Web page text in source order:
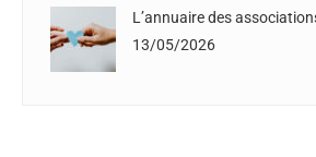
L’annuaire des
13/05/2026